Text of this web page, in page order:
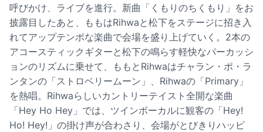
呼びかけ、ライブを進行。新曲「くもりのちくもり」をお
披露目したあと、ももはRihwaと松下をステージに招き入
れてアップテンポな楽曲で会場を盛り上げていく。2本の
アコースティックギターと松下の鳴らす軽快なパーカッシ
ョンのリズムに乗せて、ももとRihwaはチャラン・ポ・ラ
ンタンの「ストロベリームーン」、Rihwaの「Primary」
を熱唱。Rihwaらしいカントリーテイスト全開な楽曲
「Hey Ho Hey」では、ツインボーカルに観客の「Hey!
Ho! Hey!」の掛け声が合わさり、会場がとびきりハッピ